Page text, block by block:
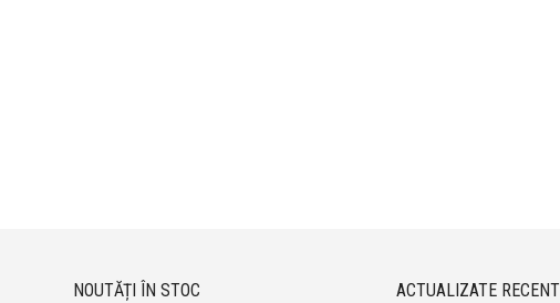
NOUTĂȚI ÎN STOC ACTUALIZATE RECENT